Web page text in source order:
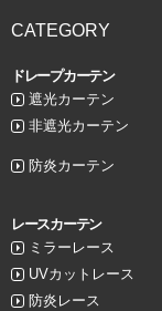
CATEGORY
ドレープカーテン
遮光カーテン
非遮光カーテン
防炎カーテン
レースカーテン
ミラーレース
UVカットレース
防炎レース